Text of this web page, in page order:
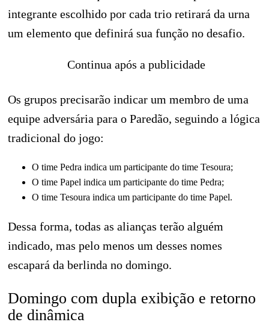
integrante escolhido por cada trio retirará da urna
um elemento que definirá sua função no desafio.
Continua após a publicidade
Os grupos precisarão indicar um membro de uma
equipe adversária para o Paredão, seguindo a lógica
tradicional do jogo:
O time Pedra indica um participante do time Tesoura;
O time Papel indica um participante do time Pedra;
O time Tesoura indica um participante do time Papel.
Dessa forma, todas as alianças terão alguém
indicado, mas pelo menos um desses nomes
escapará da berlinda no domingo.
Domingo com dupla exibição e retorno
de dinâmica